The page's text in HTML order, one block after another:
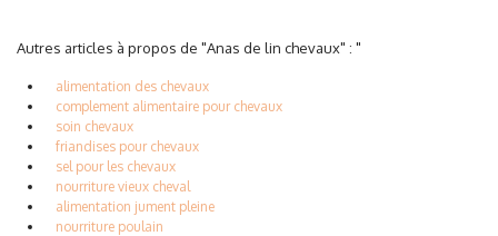
Autres articles à propos de "Anas de lin chevaux" : "
alimentation des chevaux
complement alimentaire pour chevaux
soin chevaux
friandises pour chevaux
sel pour les chevaux
nourriture vieux cheval
alimentation jument pleine
nourriture poulain